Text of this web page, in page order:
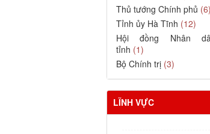
Thủ tướng Chính phủ (6)
Tỉnh ủy Hà Tĩnh (12)
Hội đồng Nhân
tỉnh (1)
Bộ Chính trị (3)
LĨNH VỰC